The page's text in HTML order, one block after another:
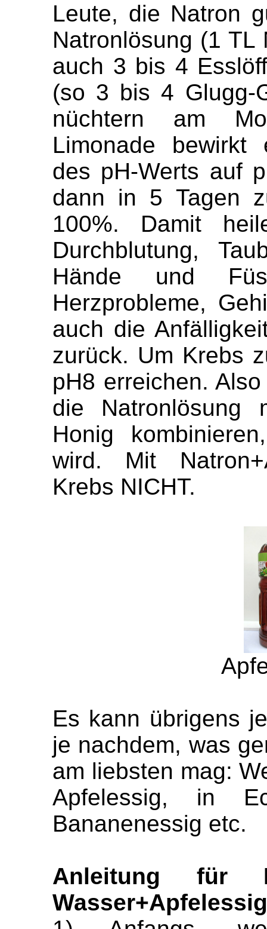
Leute, die Natron
Natronlösung (1
auch 3 bis 4
(so 3 bis 4 Glugg-
nüchtern am
Limonade bewirkt
des pH-Werts auf
dann in 5 Tagen
100%. Damit
Durchblutung,
Hände und
Herzprobleme,
auch die
zurück. Um Krebs
pH8 erreichen.
die Natronlösung
Honig
wird. Mit
Krebs NICHT.
Es kann übrigens
je nachdem, was
am liebsten mag:
Apfelessig, in
Bananenessig etc.
Anleitung für
Wasser